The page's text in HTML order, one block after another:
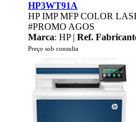
HP3WT91A
HP IMP MFP COLOR
#PROMO AGOS
Marca: HP | Ref.
Preço sob consulta